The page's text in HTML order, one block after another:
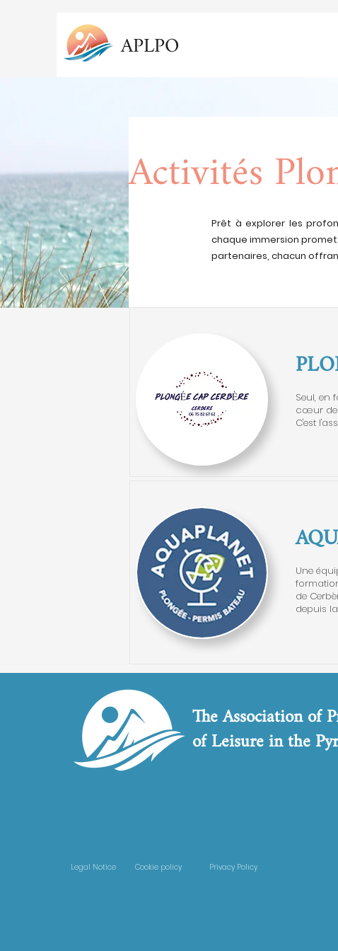
APLPO
Activités
Prêt à explorer les
chaque immersion
partenaires, chacun
Seul, en
cœur de
C'est
Une
de
depuis
The Association of
of Leisure in the
Cookie policy Privacy Policy
Legal Notice